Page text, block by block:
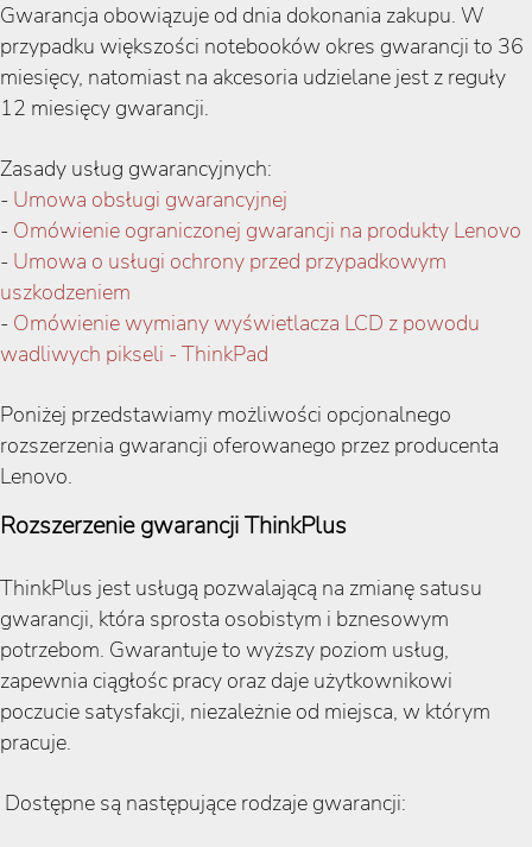
Gwarancja obowiązuje od dnia dokonania zakupu. W
przypadku większości notebooków okres gwarancji to 36
miesięcy, natomiast na akcesoria udzielane jest z reguły
12 miesięcy gwarancji.
Zasady usług gwarancyjnych:
- Umowa obsługi gwarancyjnej
- Omówienie ograniczonej gwarancji na produkty Lenovo
- Umowa o usługi ochrony przed przypadkowym
uszkodzeniem
- Omówienie wymiany wyświetlacza LCD z powodu
wadliwych pikseli - ThinkPad
Poniżej przedstawiamy możliwości opcjonalnego
rozszerzenia gwarancji oferowanego przez producenta
Lenovo.
Rozszerzenie gwarancji ThinkPlus
ThinkPlus jest usługą pozwalającą na zmianę satusu
gwarancji, która sprosta osobistym i bznesowym
potrzebom. Gwarantuje to wyższy poziom usług,
zapewnia ciągłośc pracy oraz daje użytkownikowi
poczucie satysfakcji, niezależnie od miejsca, w którym
pracuje.
Dostępne są następujące rodzaje gwarancji: